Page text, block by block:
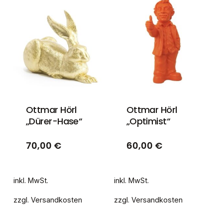
Ottmar Hörl
„Dürer-Hase“
70,00 €
inkl. MwSt.
zzgl. Versandkosten
Ottmar Hörl
„Optimist“
60,00 €
inkl. MwSt.
zzgl. Versandkosten